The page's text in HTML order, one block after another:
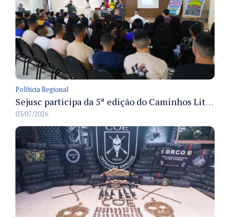
Políticia Regional
Sejusc participa da 5ª edição do Caminhos Literários com foco na cultura hip-hop nas unidades socioeducativas
03/07/2026